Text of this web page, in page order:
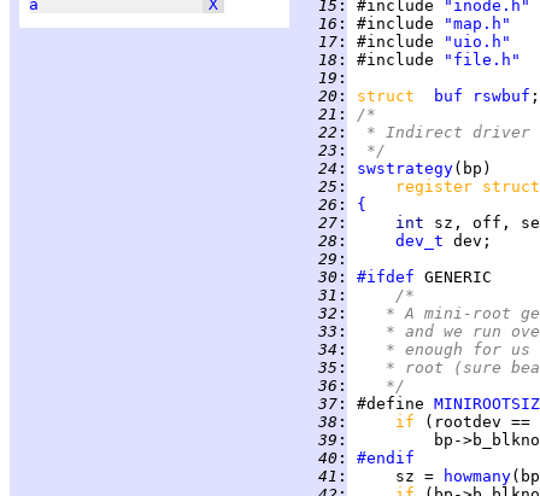
a
X
  15
: #include
"inode.h"
  16
: #include
"map.h"
  17
: #include
"uio.h"
  18
: #include
"file.h"
  19
:
  20
: struct buf
rswbuf
  21
:
/*
  22
:
* Indirect driver
  23
:
*/
  24
: swstrategy
  25
:
register
  26
:
{
  27
:
int
  28
: dev_t
  29
:
  30
: #ifdef
  31
:
/*
  32
:
* A mini-root
  33
:
* and we run
  34
:
* enough for
  35
:
* root (sure
  36
:
	 */
  37
: #define
  38
:
if
  39
:
bp-
  40
:
#endif
  41
:
     sz =
howmany